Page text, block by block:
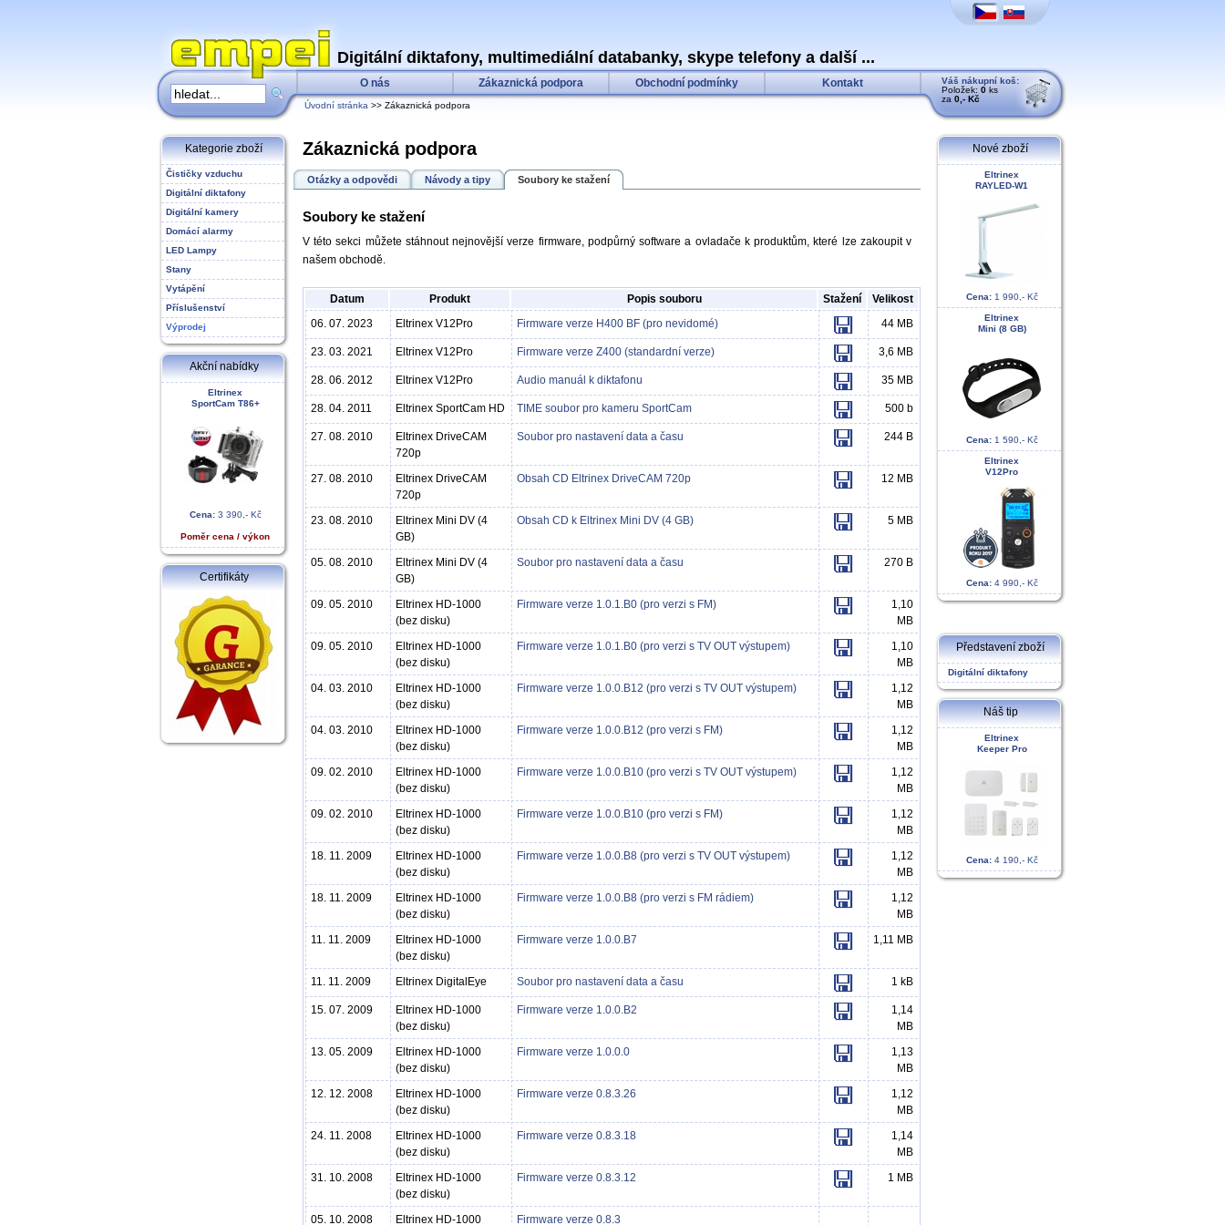
Digitální diktafony, multimediální databanky, skype telefony a další ...
O nás Zákaznická podpora Obchodní podmínky Kontakt
Úvodní stránka >> Zákaznická podpora
Váš nákupní koš:
Položek: 0 ks
za 0,- Kč
Kategorie zboží
Čističky vzduchu
Digitální diktafony
Digitální kamery
Domácí alarmy
LED Lampy
Stany
Vytápění
Příslušenství
Výprodej
Akční nabídky
Eltrinex
SportCam T86+
Cena:3 390,- Kč
Poměr cena / výkon
Certifikáty
Zákaznická podpora
Otázky a odpovědi Návody a tipy Soubory ke stažení
Soubory ke stažení
V této sekci můžete stáhnout nejnovější verze firmware, podpůrný software a ovladače k produktům, které lze zakoupit v
našem obchodě.
Datum Produkt Popis souboru Stažení
Velikost
06. 07. 2023
Eltrinex V12Pro Firmware verze H400 BF (pro nevidomé) 44 MB
23. 03. 2021 Eltrinex V12Pro Firmware verze Z400 (standardní verze) 3,6 MB
28. 06. 2012 Eltrinex V12Pro Audio manuál k diktafonu 35 MB
28. 04. 2011 Eltrinex SportCam HD TIME soubor pro kameru SportCam 500 b
27. 08. 2010
Eltrinex DriveCAM
720p
Soubor pro nastavení data a času 244 B
27. 08. 2010
Eltrinex DriveCAM
720p
Obsah CD Eltrinex DriveCAM 720p 12 MB
23. 08. 2010
Eltrinex Mini DV (4
GB)
Obsah CD k Eltrinex Mini DV (4 GB) 5 MB
05. 08. 2010
Eltrinex Mini DV (4
GB)
Soubor pro nastavení data a času 270 B
09. 05. 2010
Eltrinex HD-1000
(bez disku)
Firmware verze 1.0.1.B0 (pro verzi s FM)
1,10
MB
09. 05. 2010
Eltrinex HD-1000
(bez disku)
Firmware verze 1.0.1.B0 (pro verzi s TV OUT výstupem)
1,10
MB
04. 03. 2010
Eltrinex HD-1000
(bez disku)
Firmware verze 1.0.0.B12 (pro verzi s TV OUT výstupem)
1,12
MB
04. 03. 2010
Eltrinex HD-1000
(bez disku)
Firmware verze 1.0.0.B12 (pro verzi s FM)
1,12
MB
09. 02. 2010
Eltrinex HD-1000
(bez disku)
Firmware verze 1.0.0.B10 (pro verzi s TV OUT výstupem)
1,12
MB
09. 02. 2010
Eltrinex HD-1000
(bez disku)
Firmware verze 1.0.0.B10 (pro verzi s FM)
1,12
MB
18. 11. 2009
Eltrinex HD-1000
(bez disku)
Firmware verze 1.0.0.B8 (pro verzi s TV OUT výstupem)
1,12
MB
18. 11. 2009
Eltrinex HD-1000
(bez disku)
Firmware verze 1.0.0.B8 (pro verzi s FM rádiem)
1,12
MB
11. 11. 2009
Eltrinex HD-1000
(bez disku)
Firmware verze 1.0.0.B7 1,11 MB
11. 11. 2009 Eltrinex DigitalEye Soubor pro nastavení data a času 1 kB
15. 07. 2009
Eltrinex HD-1000
(bez disku)
Firmware verze 1.0.0.B2
1,14
MB
13. 05. 2009
Eltrinex HD-1000
(bez disku)
Firmware verze 1.0.0.0
1,13
MB
12. 12. 2008
Eltrinex HD-1000
(bez disku)
Firmware verze 0.8.3.26
1,12
MB
24. 11. 2008
Eltrinex HD-1000
(bez disku)
Firmware verze 0.8.3.18
1,14
MB
31. 10. 2008
Eltrinex HD-1000
(bez disku)
Firmware verze 0.8.3.12 1 MB
05. 10. 2008 Eltrinex HD-1000 Firmware verze 0.8.3
Nové zboží
Eltrinex
RAYLED-W1
Cena:1 990,- Kč
Eltrinex
Mini (8 GB)
Cena:1 590,- Kč
Eltrinex
V12Pro
Cena:4 990,- Kč
Představení zboží
Digitální diktafony
Náš tip
Eltrinex
Keeper Pro
Cena:4 190,- Kč